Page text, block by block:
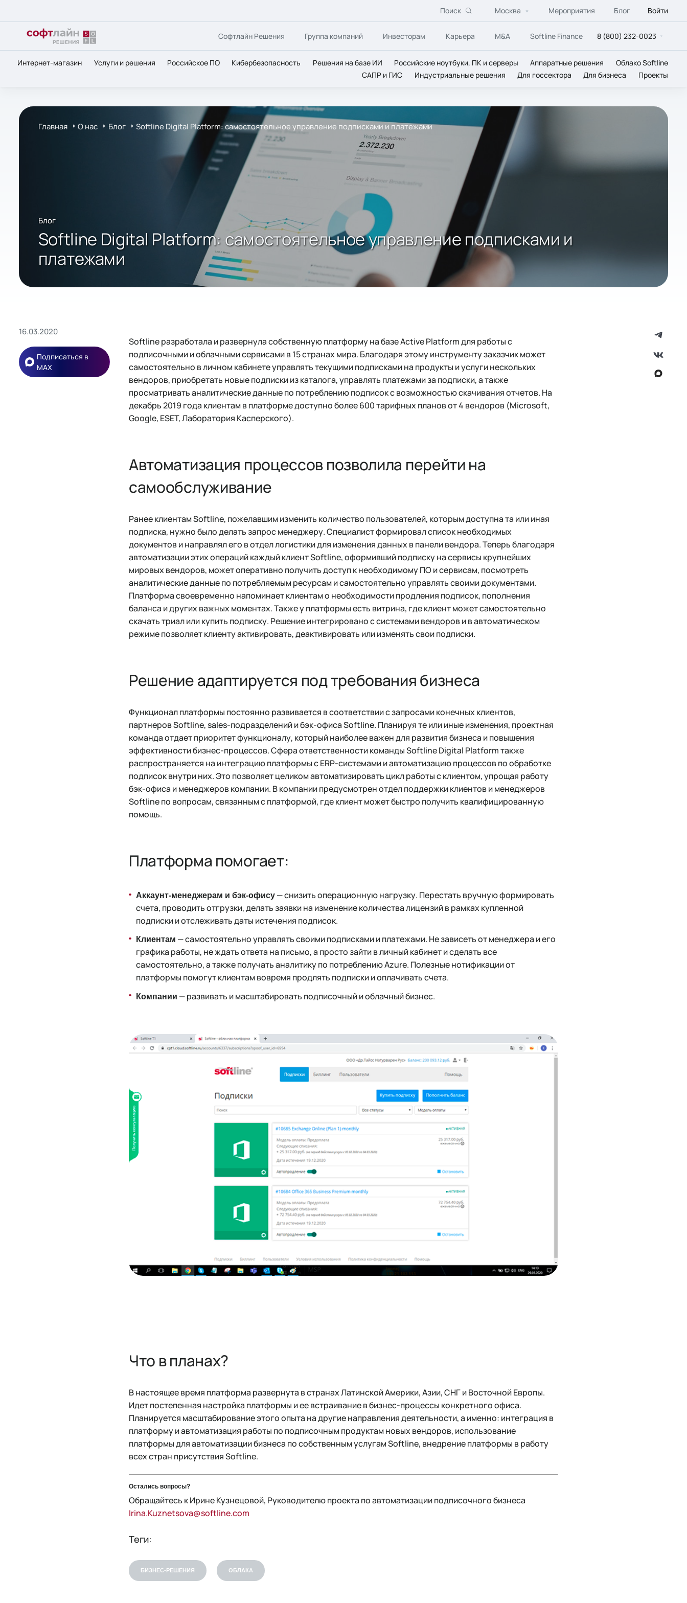
Поиск Москва Мероприятия Блог Войти
Софтлайн Решения Группа компаний Инвесторам Карьера M&A Softline Finance 8 (800) 232-0023
Интернет-магазин Услуги и решения Российское ПО Кибербезопасность Решения на базе ИИ Российские ноутбуки, ПК и серверы Аппаратные решения
Облако Softline
САПР и ГИС
Индустриальные решения Для госсектора Для бизнеса Проекты
Главная О нас Блог Softline Digital Platform: самостоятельное управление подписками и платежами
Блог
Softline Digital Platform: самостоятельное управление подписками и
платежами
16.03.2020
Подписаться в
MAX
Softline разработала и развернула собственную платформу на базе Active Platform для работы с
подписочными и облачными сервисами в 15 странах мира. Благодаря этому инструменту заказчик может
самостоятельно в личном кабинете управлять текущими подписками на продукты и услуги нескольких
вендоров, приобретать новые подписки из каталога, управлять платежами за подписки, а также
просматривать аналитические данные по потреблению подписок с возможностью скачивания отчетов. На
декабрь 2019 года клиентам в платформе доступно более 600 тарифных планов от 4 вендоров (Microsoft,
Google, ESET, Лаборатория Касперского).
Автоматизация процессов позволила перейти на
самообслуживание
Ранее клиентам Softline, пожелавшим изменить количество пользователей, которым доступна та или иная
подписка, нужно было делать запрос менеджеру. Специалист формировал список необходимых
документов и направлял его в отдел логистики для изменения данных в панели вендора. Теперь благодаря
автоматизации этих операций каждый клиент Softline, оформивший подписку на сервисы крупнейших
мировых вендоров, может оперативно получить доступ к необходимому ПО и сервисам, посмотреть
аналитические данные по потребляемым ресурсам и самостоятельно управлять своими документами.
Платформа своевременно напоминает клиентам о необходимости продления подписок, пополнения
баланса и других важных моментах. Также у платформы есть витрина, где клиент может самостоятельно
скачать триал или купить подписку. Решение интегрировано с системами вендоров и в автоматическом
режиме позволяет клиенту активировать, деактивировать или изменять свои подписки.
Решение адаптируется под требования бизнеса
Функционал платформы постоянно развивается в соответствии с запросами конечных клиентов,
партнеров Softline, sales-подразделений и бэк-офиса Softline. Планируя те или иные изменения, проектная
команда отдает приоритет функционалу, который наиболее важен для развития бизнеса и повышения
эффективности бизнес-процессов. Сфера ответственности команды Softline Digital Platform также
распространяется на интеграцию платформы с ERP-системами и автоматизацию процессов по обработке
подписок внутри них. Это позволяет целиком автоматизировать цикл работы с клиентом, упрощая работу
бэк-офиса и менеджеров компании. В компании предусмотрен отдел поддержки клиентов и менеджеров
Softline по вопросам, связанным c платформой, где клиент может быстро получить квалифицированную
помощь.
Платформа помогает:
Аккаунт-менеджерам и бэк-офису— снизить операционную нагрузку. Перестать вручную формировать
счета, проводить отгрузки, делать заявки на изменение количества лицензий в рамках купленной
подписки и отслеживать даты истечения подписок.
Клиентам — самостоятельно управлять своими подписками и платежами. Не зависеть от менеджера и его
графика работы, не ждать ответа на письмо, а просто зайти в личный кабинет и сделать все
самостоятельно, а также получать аналитику по потреблению Azure. Полезные нотификации от
платформы помогут клиентам вовремя продлять подписки и оплачивать счета.
Компании — развивать и масштабировать подписочный и облачный бизнес.
Что в планах?
В настоящее время платформа развернута в странах Латинской Америки, Азии, СНГ и Восточной Европы.
Идет постепенная настройка платформы и ее встраивание в бизнес-процессы конкретного офиса.
Планируется масштабирование этого опыта на другие направления деятельности, а именно: интеграция в
платформу и автоматизация работы по подписочным продуктам новых вендоров, использование
платформы для автоматизации бизнеса по собственным услугам Softline, внедрение платформы в работу
всех стран присутствия Softline.
Остались вопросы?
Обращайтесь к Ирине Кузнецовой, Руководителю проекта по автоматизации подписочного бизнеса
Irina.Kuznetsova@softline.com
Теги:
БИЗНЕС-РЕШЕНИЯ ОБЛАКА